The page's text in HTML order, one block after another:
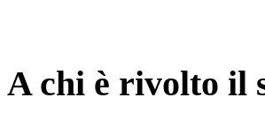
A chi è rivolto il